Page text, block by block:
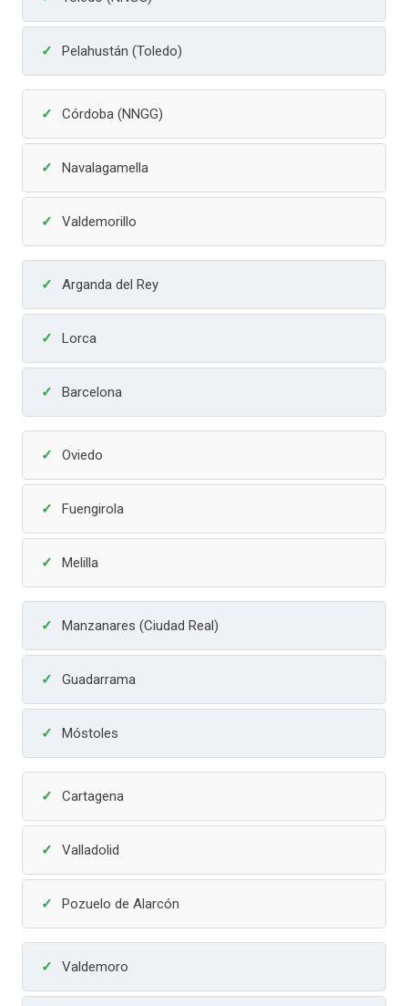
Pelahustán (Toledo)
Córdoba (NNGG)
Navalagamella
Valdemorillo
Arganda del Rey
Lorca
Barcelona
Oviedo
Fuengirola
Melilla
Manzanares (Ciudad Real)
Guadarrama
Móstoles
Cartagena
Valladolid
Pozuelo de Alarcón
Valdemoro